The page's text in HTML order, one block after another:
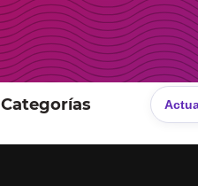
Categorías